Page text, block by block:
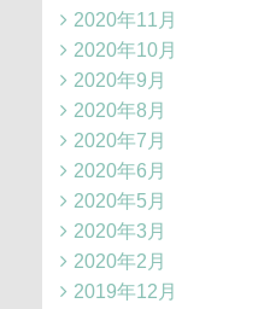
2020年11月
2020年10月
2020年9月
2020年8月
2020年7月
2020年6月
2020年5月
2020年3月
2020年2月
2019年12月